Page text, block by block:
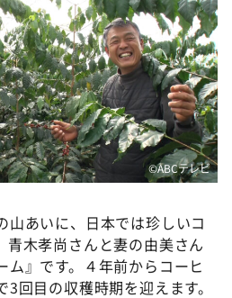
福井アナ「なんでやねん！？」
の献立 何にする？～
シーズン２
～
！
©ABCテレビ
山あいに、日本では珍しいコ
青木孝尚さんと妻の由美さん
ム』です。４年前からコーヒ
回目の収穫時期を迎えます。